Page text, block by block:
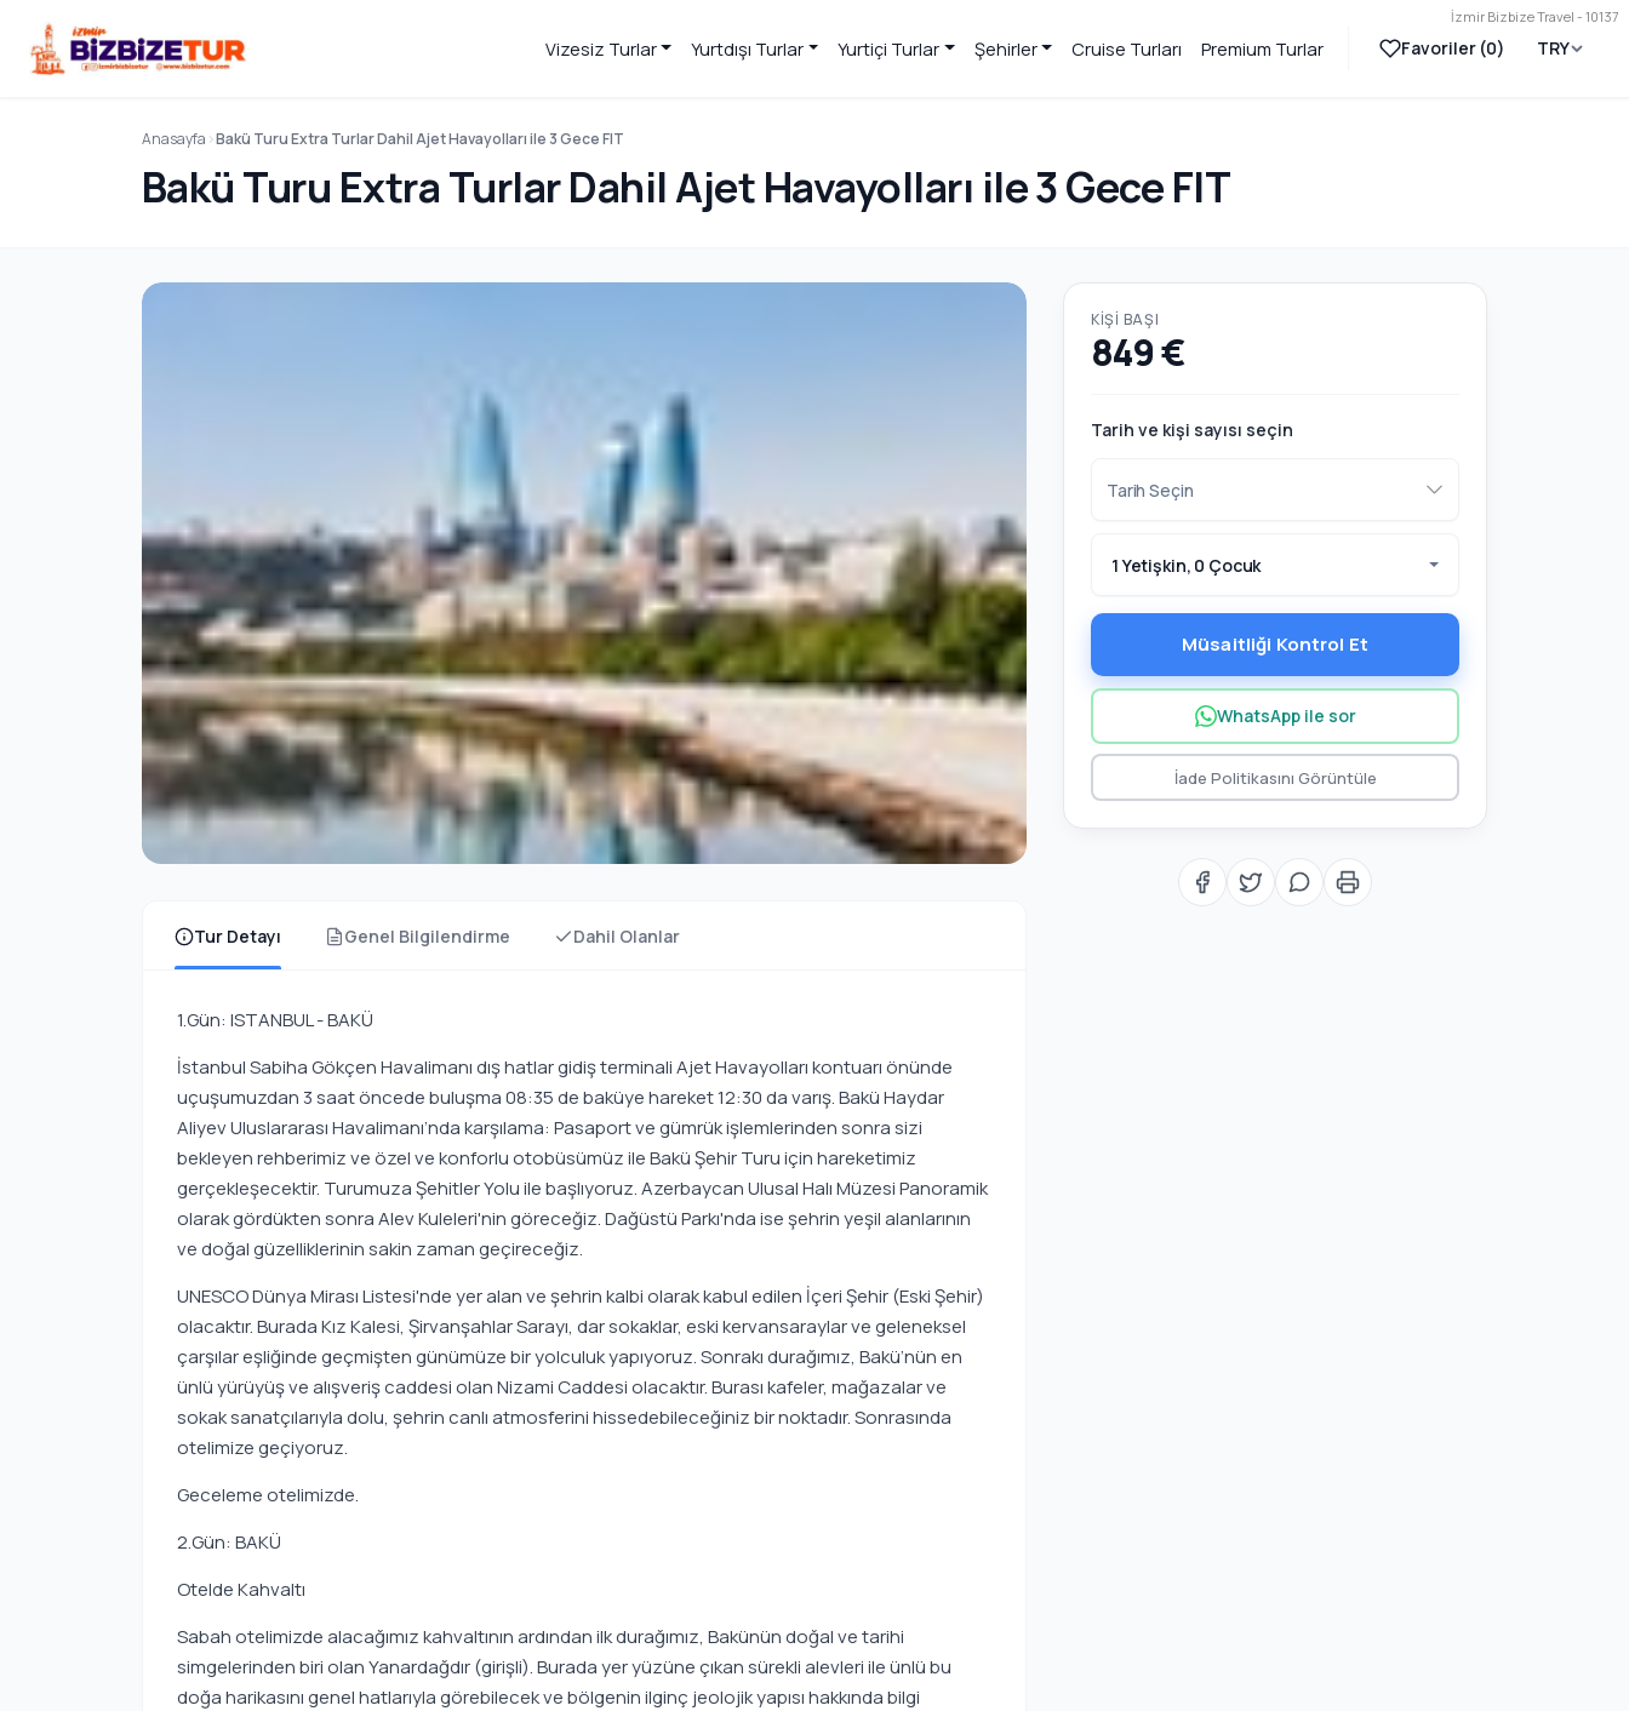
İzmir Bizbize Travel - 10137
Vizesiz Turlar Yurtdışı Turlar Yurtiçi Turlar Şehirler Cruise Turları Premium Turlar Favoriler (0) TRY
Anasayfa Bakü Turu Extra Turlar Dahil Ajet Havayolları ile 3 Gece FIT
Bakü Turu Extra Turlar Dahil Ajet Havayolları ile 3 Gece FIT
Tur Detayı Genel Bilgilendirme Dahil Olanlar
1.Gün: ISTANBUL - BAKÜ
İstanbul Sabiha Gökçen Havalimanı dış hatlar gidiş terminali Ajet Havayolları kontuarı önünde
uçuşumuzdan 3 saat öncede buluşma 08:35 de baküye hareket 12:30 da varış. Bakü Haydar
Aliyev Uluslararası Havalimanı’nda karşılama: Pasaport ve gümrük işlemlerinden sonra sizi
bekleyen rehberimiz ve özel ve konforlu otobüsümüz ile Bakü Şehir Turu için hareketimiz
gerçekleşecektir. Turumuza Şehitler Yolu ile başlıyoruz. Azerbaycan Ulusal Halı Müzesi Panoramik
olarak gördükten sonra Alev Kuleleri'nin göreceğiz. Dağüstü Parkı'nda ise şehrin yeşil alanlarının
ve doğal güzelliklerinin sakin zaman geçireceğiz.
UNESCO Dünya Mirası Listesi'nde yer alan ve şehrin kalbi olarak kabul edilen İçeri Şehir (Eski Şehir)
olacaktır. Burada Kız Kalesi, Şirvanşahlar Sarayı, dar sokaklar, eski kervansaraylar ve geleneksel
çarşılar eşliğinde geçmişten günümüze bir yolculuk yapıyoruz. Sonrakı durağımız, Bakü’nün en
ünlü yürüyüş ve alışveriş caddesi olan Nizami Caddesi olacaktır. Burası kafeler, mağazalar ve
sokak sanatçılarıyla dolu, şehrin canlı atmosferini hissedebileceğiniz bir noktadır. Sonrasında
otelimize geçiyoruz.
Geceleme otelimizde.
2.Gün: BAKÜ
Otelde Kahvaltı
Sabah otelimizde alacağımız kahvaltının ardından ilk durağımız, Bakünün doğal ve tarihi
simgelerinden biri olan Yanardağdır (girişli). Burada yer yüzüne çıkan sürekli alevleri ile ünlü bu
doğa harikasını genel hatlarıyla görebilecek ve bölgenin ilginç jeolojik yapısı hakkında bilgi
KIŞI BAŞI
849 €
Tarih ve kişi sayısı seçin
1 Yetişkin, 0 Çocuk
Müsaitliği Kontrol Et
WhatsApp ile sor
İade Politikasını Görüntüle